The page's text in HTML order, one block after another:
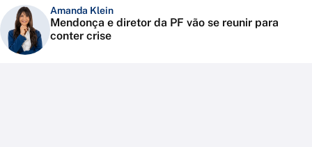
Amanda Klein
Mendonça e diretor da PF vão se reunir para
conter crise